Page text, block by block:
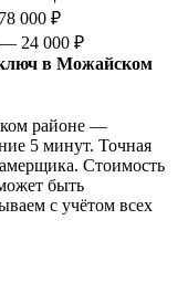
000 ₽
— 24 000 ₽
в Можайском
районе —
5 минут. Точная
Стоимость
быть
с учётом всех